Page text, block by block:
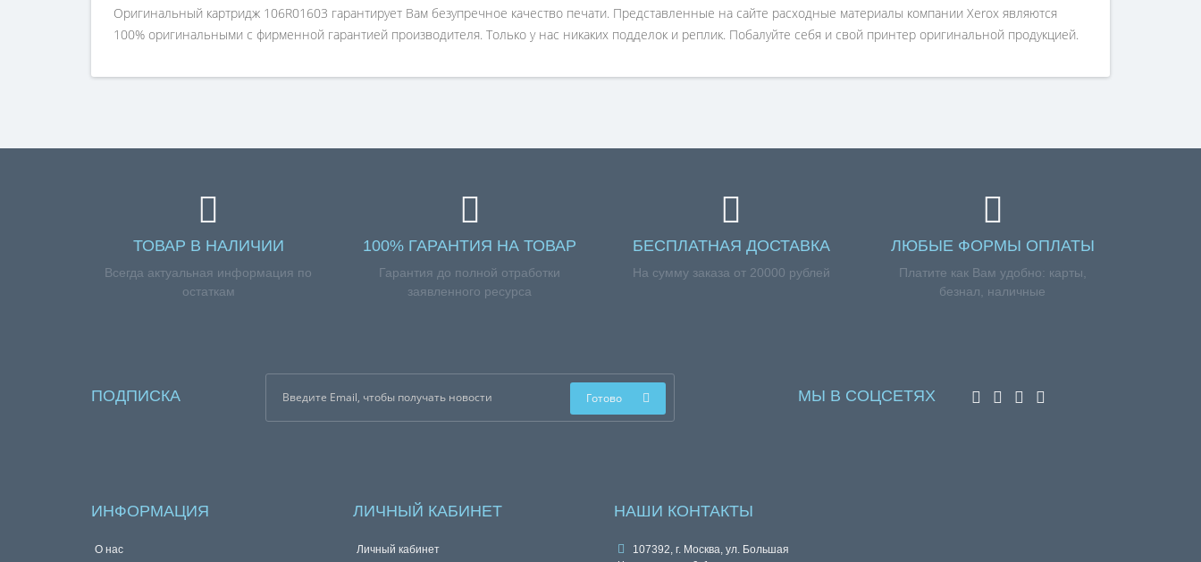
Оригинальный картридж 106R01603 гарантирует Вам безупречное качество печати. Представленные на сайте расходные материалы компании Xerox являются
100% оригинальными с фирменной гарантией производителя. Только у нас никаких подделок и реплик. Побалуйте себя и свой принтер оригинальной продукцией.
ТОВАР В НАЛИЧИИ
Всегда актуальная информация по
остаткам
100% ГАРАНТИЯ НА ТОВАР
Гарантия до полной отработки
заявленного ресурса
БЕСПЛАТНАЯ ДОСТАВКА
На сумму заказа от 20000 рублей
ЛЮБЫЕ ФОРМЫ ОПЛАТЫ
Платите как Вам удобно: карты,
безнал, наличные
ПОДПИСКА Готово МЫ В СОЦСЕТЯХ
ИНФОРМАЦИЯ
О нас
ЛИЧНЫЙ КАБИНЕТ
Личный кабинет
НАШИ КОНТАКТЫ
107392, г. Москва, ул. Большая